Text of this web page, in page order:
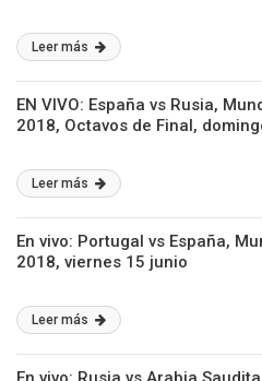
Leer más
EN VIVO: España vs Rusia,
2018, Octavos de Final,
Leer más
En vivo: Portugal vs España,
2018, viernes 15 junio
Leer más